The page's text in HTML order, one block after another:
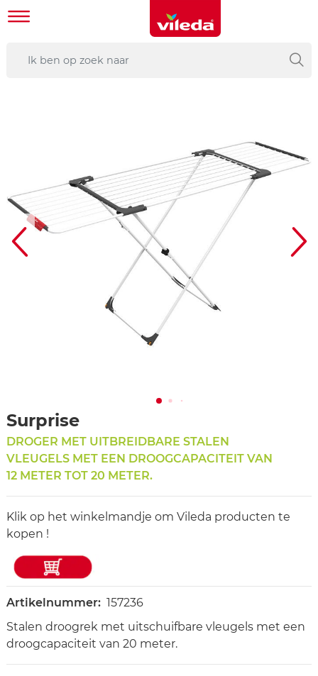
Surprise
DROGER MET UITBREIDBARE STALEN
VLEUGELS MET EEN DROOGCAPACITEIT VAN
12 METER TOT 20 METER.
Klik op het winkelmandje om Vileda producten te
kopen !
Artikelnummer: 157236
Stalen droogrek met uitschuifbare vleugels met een
droogcapaciteit van 20 meter.